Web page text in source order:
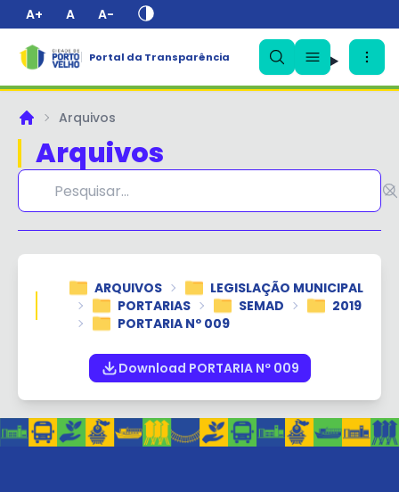
A+ A A-
Portal da Transparência
PrincipalArquivos
Arquivos
ARQUIVOS
LEGISLAÇÃO MUNICIPAL
PORTARIAS
SEMAD
2019
PORTARIA Nº 009
Download PORTARIA Nº 009
✕